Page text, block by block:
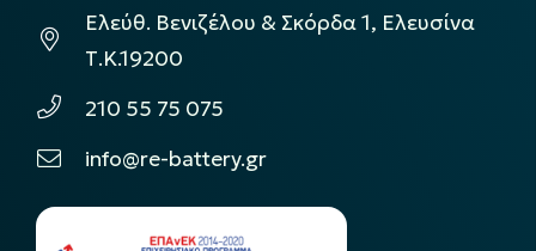
Ελεύθ. Βενιζέλου & Σκόρδα 1, Ελευσίνα
Τ.Κ.19200
210 55 75 075
info@re-battery.gr